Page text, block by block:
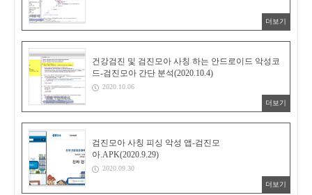
더보기
건강검진 및 검진모아 사칭 하는 안드로이드 악성코
드-검진모아 간단 분석(2020.10.4)
2020.10.06
더보기
검진모아 사칭 피싱 악성 앱-검진모
아.APK(2020.9.29)
2020.09.30
더보기